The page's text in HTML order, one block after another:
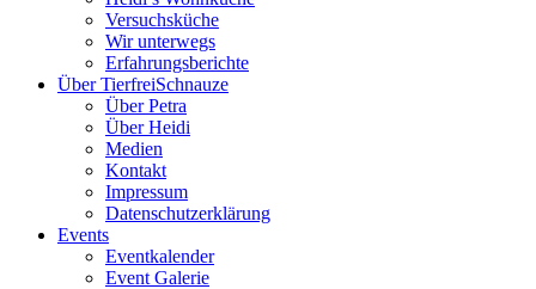
Versuchsküche
Wir unterwegs
Erfahrungsberichte
Über TierfreiSchnauze
Über Petra
Über Heidi
Medien
Kontakt
Impressum
Datenschutzerklärung
Events
Eventkalender
Event Galerie